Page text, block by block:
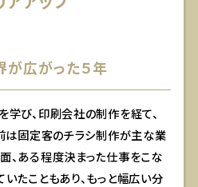
が広がった５年
学び、印刷会社の制作を経て、
は固定客のチラシ制作が主な業
、ある程度決まった仕事をこな
たこともあり、もっと幅広い分